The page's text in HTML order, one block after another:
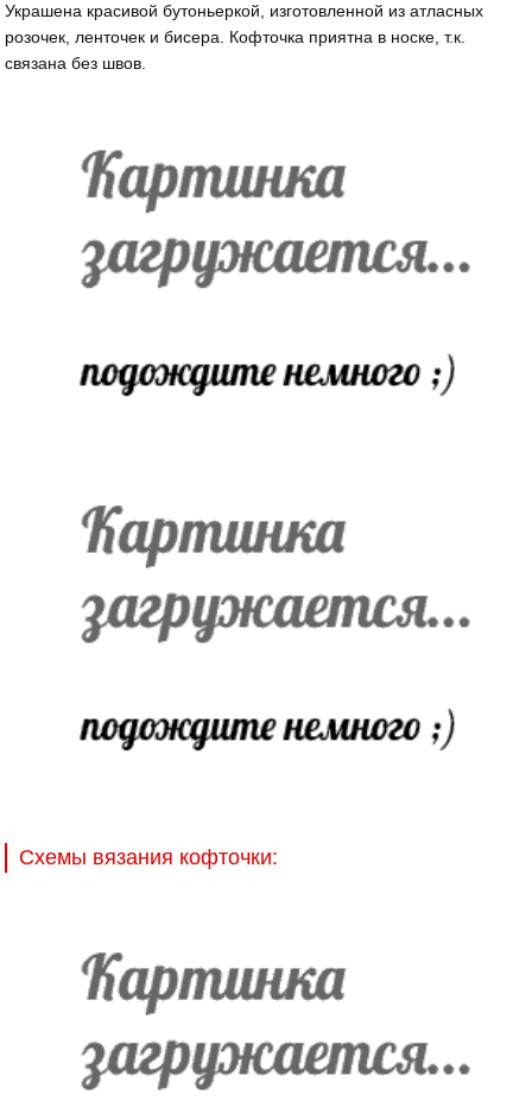
Украшена красивой бутоньеркой, изготовленной из атласных
розочек, ленточек и бисера. Кофточка приятна в носке, т.к.
связана без швов.
Схемы вязания кофточки: